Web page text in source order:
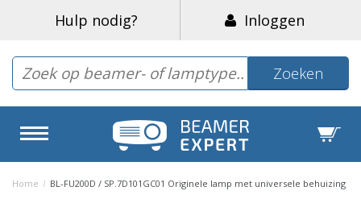
Hulp nodig? Inloggen
Zoeken
Home / BL-FU200D / SP.7D101GC01 Originele lamp met universele behuizing